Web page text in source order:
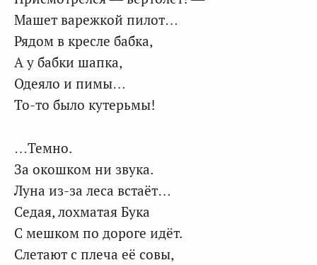
Машет варежкой пилот…
Рядом в кресле бабка,
А у бабки шапка,
Одеяло и пимы…
То-то было кутерьмы!
…Темно.
За окошком ни звука.
Луна из-за леса встаёт…
Седая, лохматая Бука
С мешком по дороге идёт.
Слетают с плеча её совы,